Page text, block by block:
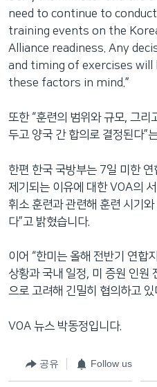
need to continue to
training events on the
Alliance readiness. Any
and timing of exercises
these factors in mind.”
또한 “훈련의 범위와 규모, 그리
두고 양국 간 합의로 결정된다”
한편 한국 국방부는 7일 미한
제기되는 이유에 대한 VOA의
휘소 훈련과 관련해 훈련 시기
다”고 밝혔습니다.
이어 “한미는 올해 전반기 연합
상황과 국내 일정, 미 증원 인원
으로 고려해 긴밀히 협의하고 있
VOA 뉴스 박동정입니다.
공유 Follow us